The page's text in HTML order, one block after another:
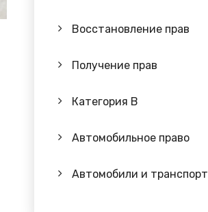
Восстановление прав
Получение прав
Категория B
Автомобильное право
Автомобили и транспорт